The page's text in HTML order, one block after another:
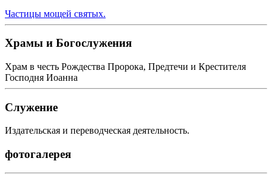
Частицы мощей святых.
Храмы и Богослужения
Храм в честь Рождества Пророка, Предтечи и Крестителя
Господня Иоанна
Служение
Издательская и переводческая деятельность.
фотогалерея